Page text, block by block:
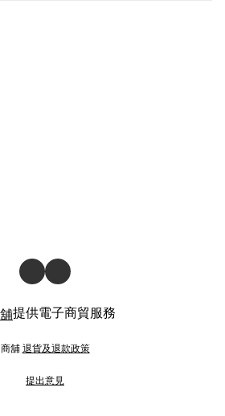
提供電子商貿服務
商舖 退貨及退款政策
提出意見